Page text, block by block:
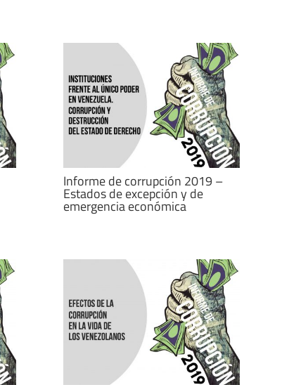
Informe de corrupción 2019 –
Estados de excepción y de
emergencia económica